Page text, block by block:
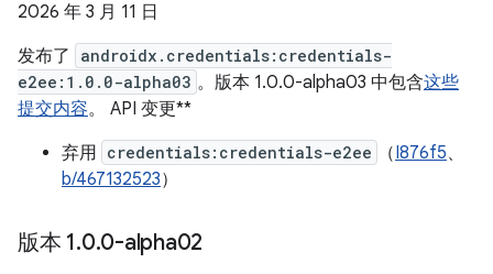
2026 年 3 月 11 日
发布了
androidx.credentials:credentials-
e2ee:1.0.0-alpha03 。版本 1.0.0-alpha03 中包含这些
提交内容。 API 变更**
弃用 credentials:credentials-e2ee （I876f5、
b/467132523）
版本 1.0.0-alpha02